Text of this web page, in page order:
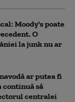
Moody's poate
O
la junk nu ar
ar putea fi
continuă să
centralei